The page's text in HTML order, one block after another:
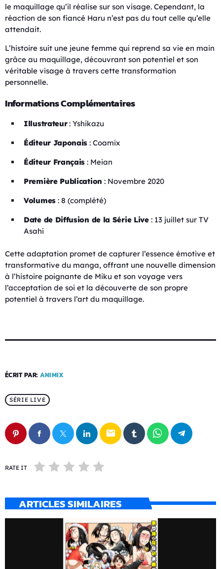
le maquillage qu’il réalise sur son visage. Cependant, la
réaction de son fiancé Haru n’est pas du tout celle qu’elle
attendait.
L’histoire suit une jeune femme qui reprend sa vie en main
grâce au maquillage, découvrant son potentiel et son
véritable visage à travers cette transformation
personnelle.
Informations Complémentaires
Illustrateur: Yshikazu
Éditeur Japonais : Coamix
Éditeur Français : Meian
Première Publication : Novembre 2020
Volumes: 8 (complété)
Date de Diffusion de la Série Live: 13 juillet sur TV
Asahi
Cette adaptation promet de capturer l’essence émotive et
transformative du manga, offrant une nouvelle dimension
à l’histoire poignante de Miku et son voyage vers
l’acceptation de soi et la découverte de son propre
potentiel à travers l’art du maquillage.
ÉCRIT PAR: ANIMIX
SÉRIE LIVE
email
RATE IT
ARTICLES SIMILAIRES